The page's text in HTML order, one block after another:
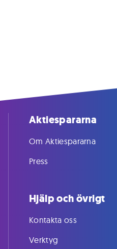
Aktiespararna
Om Aktiespararna
Press
Hjälp och övrigt
Kontakta oss
Verktyg